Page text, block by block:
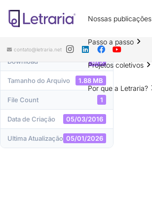
Nossas publicações
Passo a passo
Projetos coletivos
Por que a Letraria?
contato@letraria.net
DOWNLOAD
Download 875
Tamanho do Arquivo 1.88 MB
File Count 1
Data de Criação 05/03/2016
Ultima Atualização 05/01/2026